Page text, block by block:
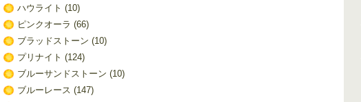
ハウライト (10)
ピンクオーラ (66)
ブラッドストーン (10)
プリナイト (124)
ブルーサンドストーン (10)
ブルーレース (147)